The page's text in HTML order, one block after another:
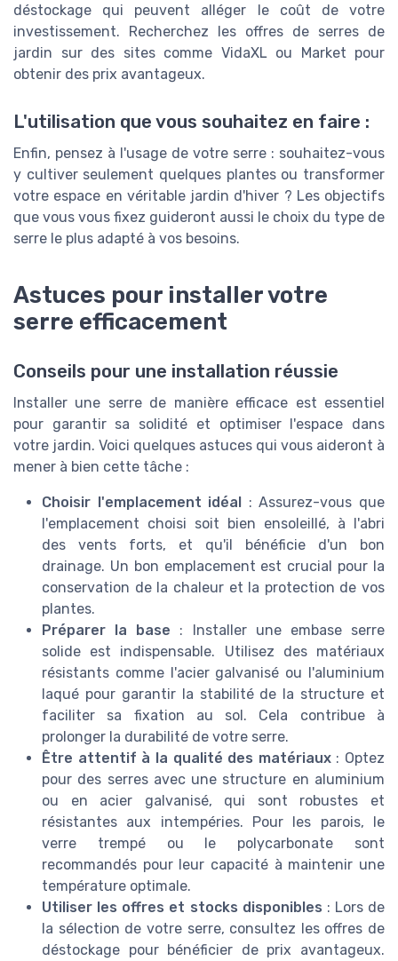
déstockage qui peuvent alléger le coût de votre
investissement. Recherchez les offres de serres de
jardin sur des sites comme VidaXL ou Market pour
obtenir des prix avantageux.
L'utilisation que vous souhaitez en faire :
Enfin, pensez à l'usage de votre serre : souhaitez-vous
y cultiver seulement quelques plantes ou transformer
votre espace en véritable jardin d'hiver ? Les objectifs
que vous vous fixez guideront aussi le choix du type de
serre le plus adapté à vos besoins.
Astuces pour installer votre
serre efficacement
Conseils pour une installation réussie
Installer une serre de manière efficace est essentiel
pour garantir sa solidité et optimiser l'espace dans
votre jardin. Voici quelques astuces qui vous aideront à
mener à bien cette tâche :
Choisir l'emplacement idéal : Assurez-vous que
l'emplacement choisi soit bien ensoleillé, à l'abri
des vents forts, et qu'il bénéficie d'un bon
drainage. Un bon emplacement est crucial pour la
conservation de la chaleur et la protection de vos
plantes.
Préparer la base : Installer une embase serre
solide est indispensable. Utilisez des matériaux
résistants comme l'acier galvanisé ou l'aluminium
laqué pour garantir la stabilité de la structure et
faciliter sa fixation au sol. Cela contribue à
prolonger la durabilité de votre serre.
Être attentif à la qualité des matériaux: Optez
pour des serres avec une structure en aluminium
ou en acier galvanisé, qui sont robustes et
résistantes aux intempéries. Pour les parois, le
verre trempé ou le polycarbonate sont
recommandés pour leur capacité à maintenir une
température optimale.
Utiliser les offres et stocks disponibles : Lors de
la sélection de votre serre, consultez les offres de
déstockage pour bénéficier de prix avantageux.